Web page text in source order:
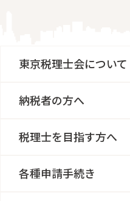
東京税理士会について
納税者の方へ
税理士を目指す方へ
各種申請手続き